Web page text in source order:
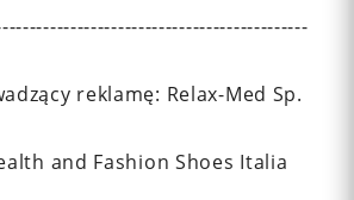
reklamę: Relax-Med Sp.
and Fashion Shoes Italia